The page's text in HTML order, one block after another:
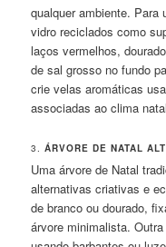
qualquer ambiente. Para
vidro reciclados como
laços vermelhos,
de sal grosso no fundo
crie velas aromáticas
associadas ao clima
3.ÁRVORE DE NATAL
Uma árvore de Natal
alternativas criativas e
de branco ou dourado,
árvore minimalista.